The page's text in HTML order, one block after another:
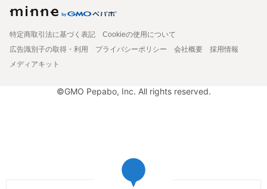
特定商取引法に基づく表記
Cookieの使用について
広告識別子の取得・利用
プライバシーポリシー 会社概要
採用情報
メディアキット
©GMO Pepabo, Inc. All rights reserved.